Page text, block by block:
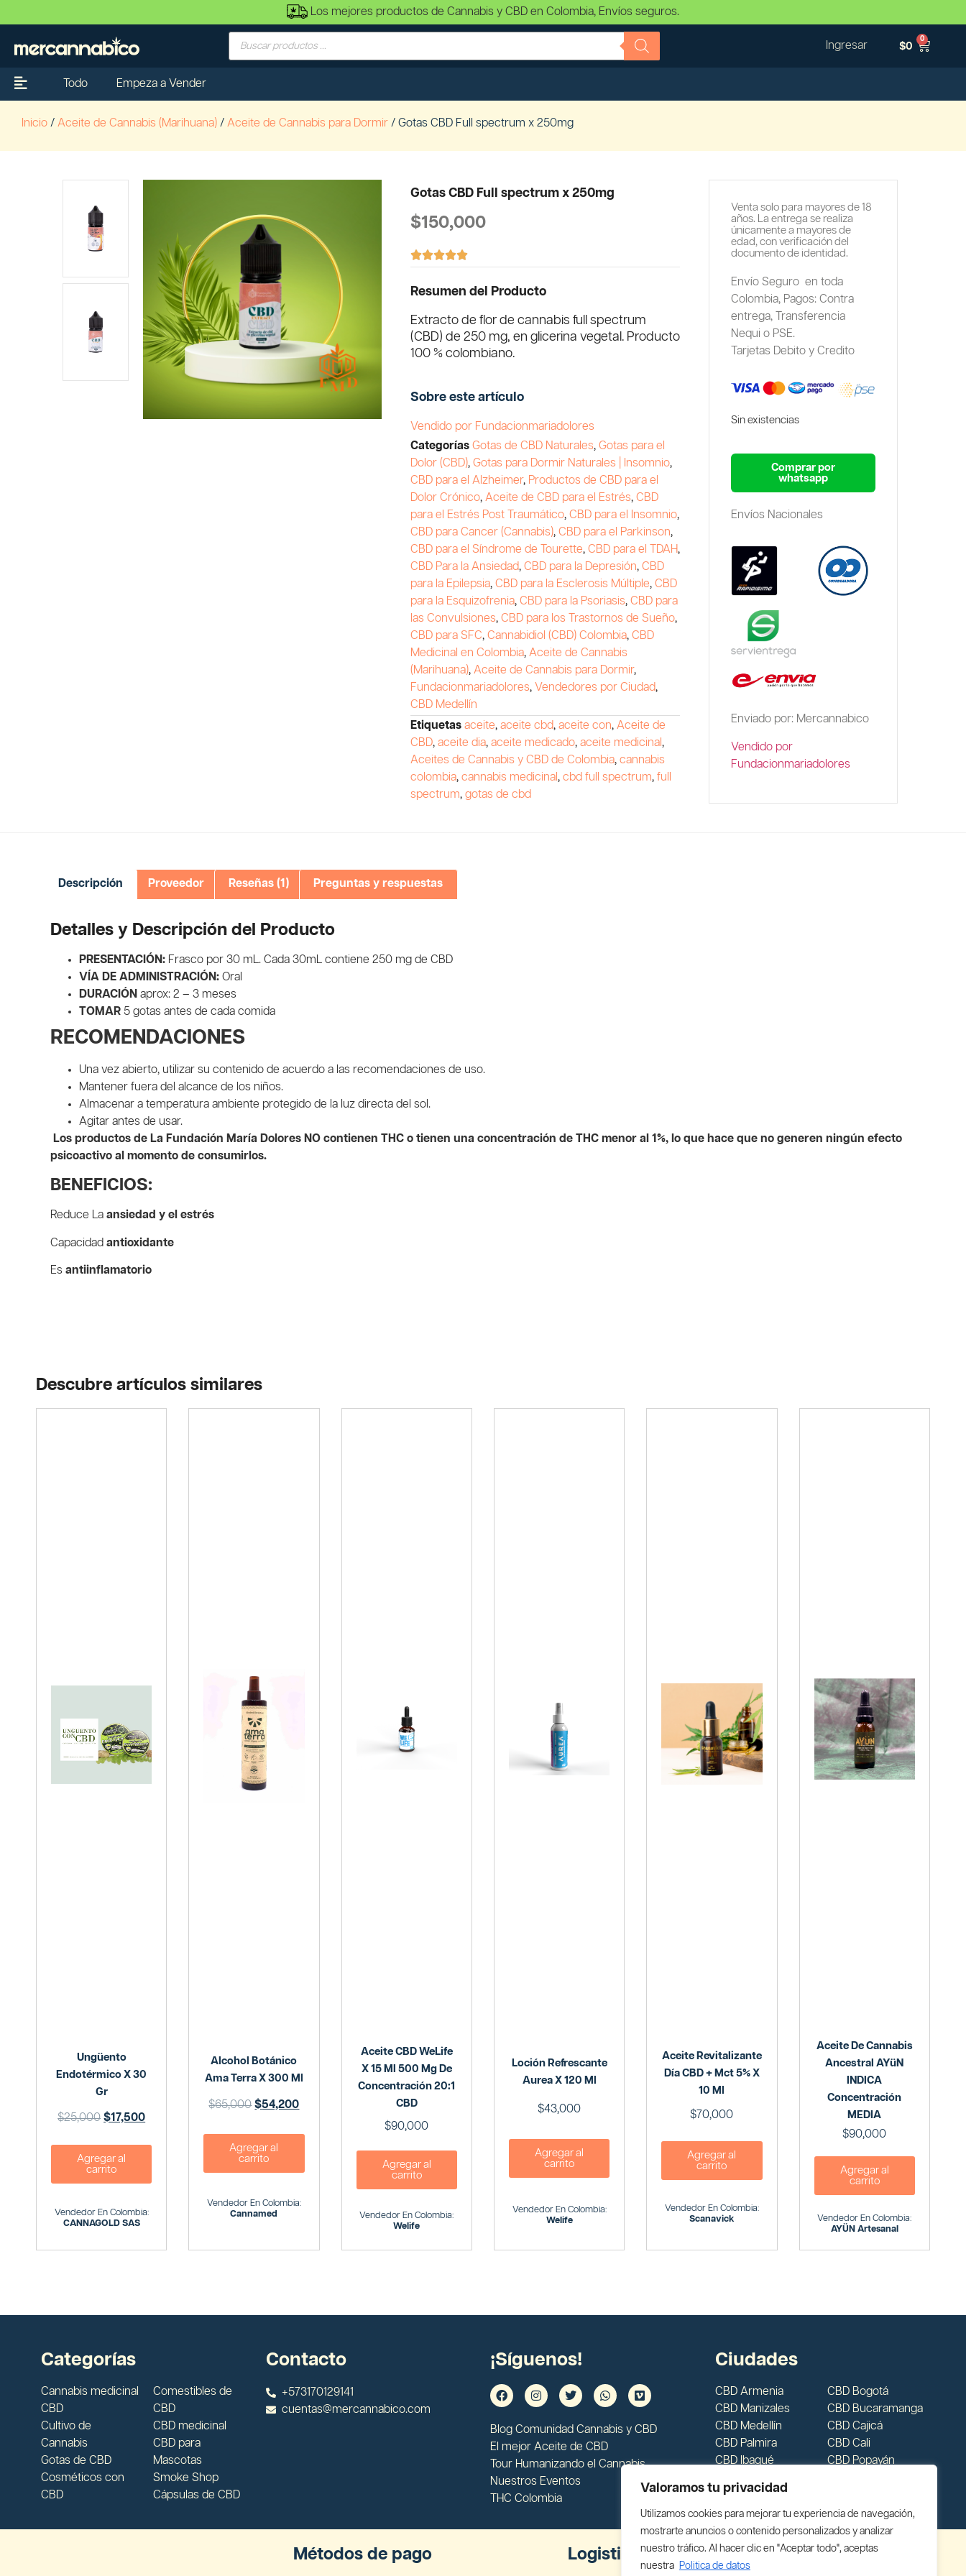
Valoramos tu privacidad
Utilizamos cookies para mejorar tu experiencia de navegación,
mostrarte anuncios o contenido personalizados y analizar
nuestro tráfico. Al hacer clic en "Aceptar todo", aceptas
nuestra Politica de datos
Los mejores productos de Cannabis y CBD en Colombia, Envíos seguros.
Ingresar $0
0
Todo Empeza a Vender
Inicio / Aceite de Cannabis (Marihuana) / Aceite de Cannabis para Dormir / Gotas CBD Full spectrum x 250mg
Gotas CBD Full spectrum x 250mg
$150,000

Resumen del Producto
Extracto de flor de cannabis full spectrum
(CBD) de 250 mg, en glicerina vegetal. Producto
100 % colombiano.
Sobre este artículo
Vendido por Fundacionmariadolores
Categorías Gotas de CBD Naturales,Gotas para el
Dolor (CBD),Gotas para Dormir Naturales | Insomnio,
CBD para el Alzheimer, Productos de CBD para el
Dolor Crónico,Aceite de CBD para el Estrés,CBD
para el Estrés Post Traumático,CBD para el Insomnio,
CBD para Cancer (Cannabis),CBD para el Parkinson,
CBD para el Síndrome de Tourette,CBD para el TDAH,
CBD Para la Ansiedad,CBD para la Depresión,CBD
para la Epilepsia,CBD para la Esclerosis Múltiple,CBD
para la Esquizofrenia,CBD para la Psoriasis,CBD para
las Convulsiones,CBD para los Trastornos de Sueño,
CBD para SFC,Cannabidiol (CBD) Colombia,CBD
Medicinal en Colombia,Aceite de Cannabis
(Marihuana),Aceite de Cannabis para Dormir,
Fundacionmariadolores, Vendedores por Ciudad,
CBD Medellín
Etiquetas aceite,aceite cbd,aceite con,Aceite de
CBD,aceite dia,aceite medicado,aceite medicinal,
Aceites de Cannabis y CBD de Colombia,cannabis
colombia,cannabis medicinal,cbd full spectrum,full
spectrum,gotas de cbd
Venta solo para mayores de 18
años. La entrega se realiza
únicamente a mayores de
edad, con verificación del
documento de identidad.
Envío Seguro en toda
Colombia, Pagos: Contra
entrega,
Transferencia
Nequi o PSE.
Tarjetas Debito y Credito
Sin existencias
Comprar por
whatsapp
Envíos Nacionales
Enviado por: Mercannabico
Vendido por
Fundacionmariadolores
Descripción Proveedor Reseñas (1) Preguntas y respuestas
Detalles y Descripción del Producto
PRESENTACIÓN: Frasco por 30 mL. Cada 30mL contiene 250 mg de CBD
VÍA DE ADMINISTRACIÓN: Oral
DURACIÓN aprox: 2 – 3 meses
TOMAR 5 gotas antes de cada comida
RECOMENDACIONES
Una vez abierto, utilizar su contenido de acuerdo a las recomendaciones de uso.
Mantener fuera del alcance de los niños.
Almacenar a temperatura ambiente protegido de la luz directa del sol.
Agitar antes de usar.
Los productos de La Fundación María Dolores NO contienen THC o tienen una concentración de THC menor al 1%, lo que hace que no generen ningún efecto
psicoactivo al momento de consumirlos.
BENEFICIOS:
Reduce La ansiedad y el estrés
Capacidad antioxidante
Es antiinflamatorio
Descubre artículos similares
Ungüento
Endotérmico X 30
Gr
$25,000 $17,500
Agregar al
carrito
Vendedor En Colombia:
CANNAGOLD SAS
Alcohol Botánico
Ama Terra X 300 Ml
$65,000 $54,200
Agregar al
carrito
Vendedor En Colombia:
Cannamed
Aceite CBD WeLife
X 15 Ml 500 Mg De
Concentración 20:1
CBD
$90,000
Agregar al
carrito
Vendedor En Colombia:
Welife
Loción Refrescante
Aurea X 120 Ml
$43,000
Agregar al
carrito
Vendedor En Colombia:
Welife
Aceite Revitalizante
Día CBD + Mct 5% X
10 Ml
$70,000
Agregar al
carrito
Vendedor En Colombia:
Scanavick
Aceite De Cannabis
Ancestral AYüN
INDICA
Concentración
MEDIA
$90,000
Agregar al
carrito
Vendedor En Colombia:
AYÜN Artesanal
Categorías
Cannabis medicinal
CBD
Cultivo de
Cannabis
Gotas de CBD
Cosméticos con
CBD
Comestibles de
CBD
CBD medicinal
CBD para
Mascotas
Smoke Shop
Cápsulas de CBD
Contacto
+573170129141
cuentas@mercannabico.com
¡Síguenos!
Blog Comunidad Cannabis y CBD
El mejor Aceite de CBD
Tour Humanizando el Cannabis
Nuestros Eventos
THC Colombia
Ciudades
CBD Armenia
CBD Manizales
CBD Medellín
CBD Palmira
CBD Ibagué
CBD Bogotá
CBD Bucaramanga
CBD Cajicá
CBD Cali
CBD Popayán
Métodos de pago Logistica